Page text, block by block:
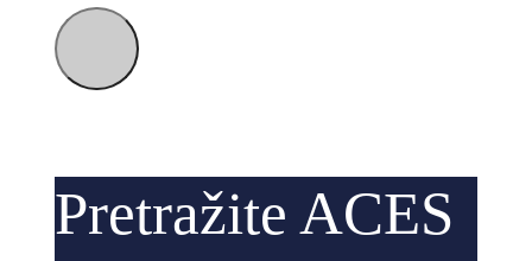
Pretražite ACES